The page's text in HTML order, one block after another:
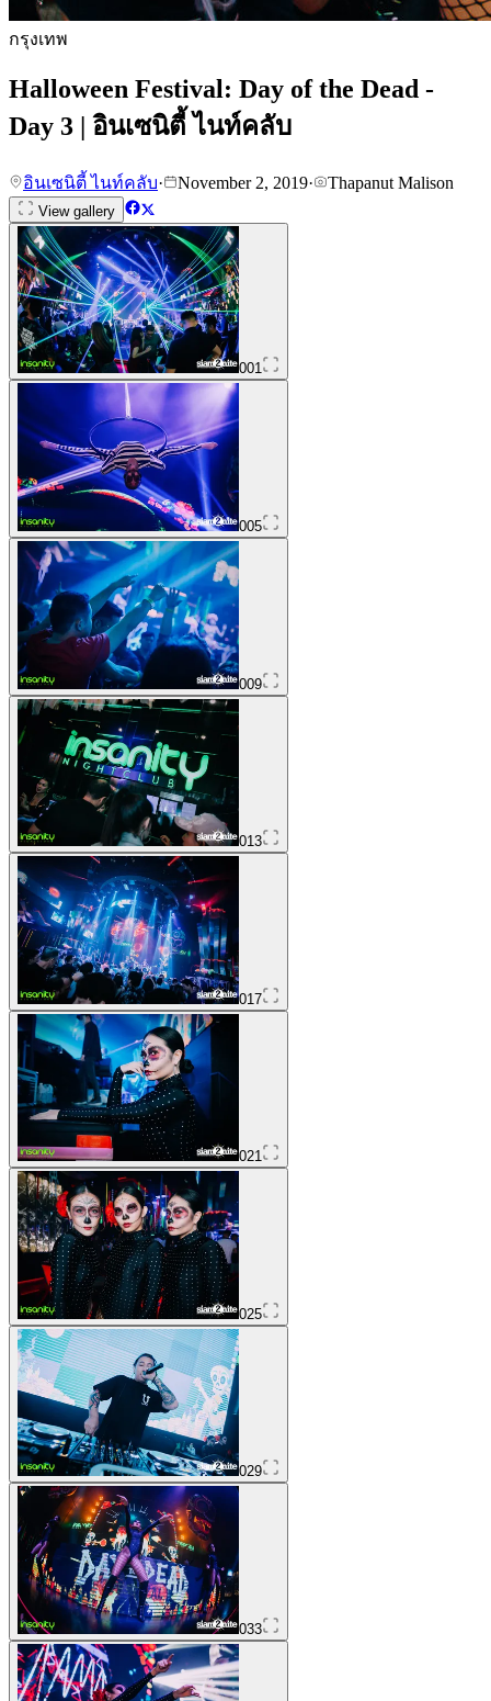
กรุงเทพ
Halloween Festival: Day of the Dead -
Day 3 | อินเซนิตี้ ไนท์คลับ
อินเซนิตี้ ไนท์คลับ· November 2, 2019· Thapanut Malison
View gallery
001
005
009
013
017
021
025
029
033